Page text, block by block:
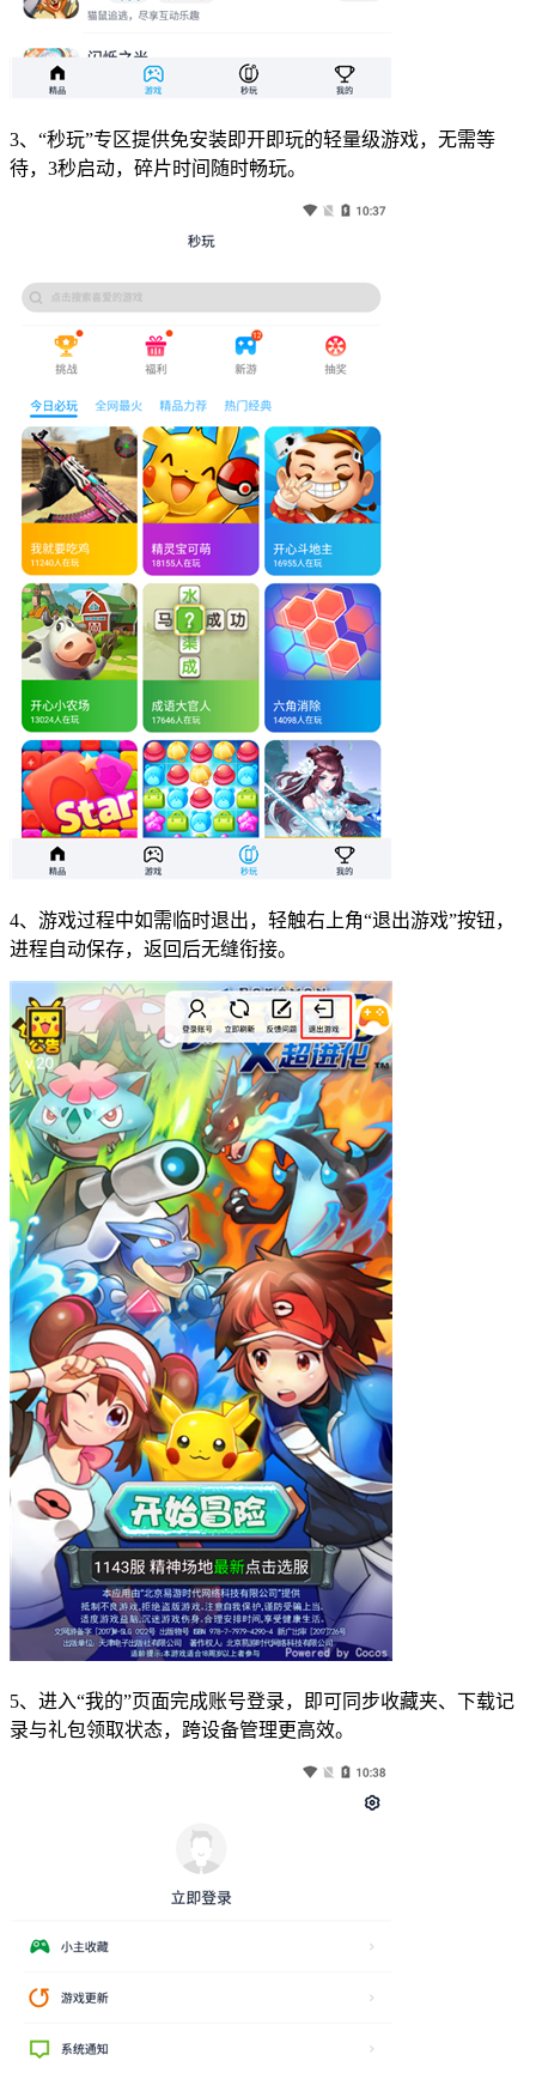
3、“秒玩”专区提供免安装即开即玩的轻量级游戏，无需等
待，3秒启动，碎片时间随时畅玩。
4、游戏过程中如需临时退出，轻触右上角“退出游戏”按钮，
进程自动保存，返回后无缝衔接。
5、进入“我的”页面完成账号登录，即可同步收藏夹、下载记
录与礼包领取状态，跨设备管理更高效。